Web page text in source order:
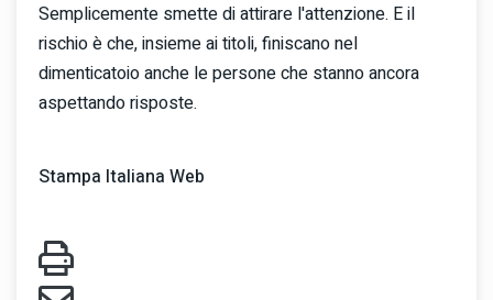
Semplicemente smette di attirare l'attenzione. E il
rischio è che, insieme ai titoli, finiscano nel
dimenticatoio anche le persone che stanno ancora
aspettando risposte.
Stampa Italiana Web